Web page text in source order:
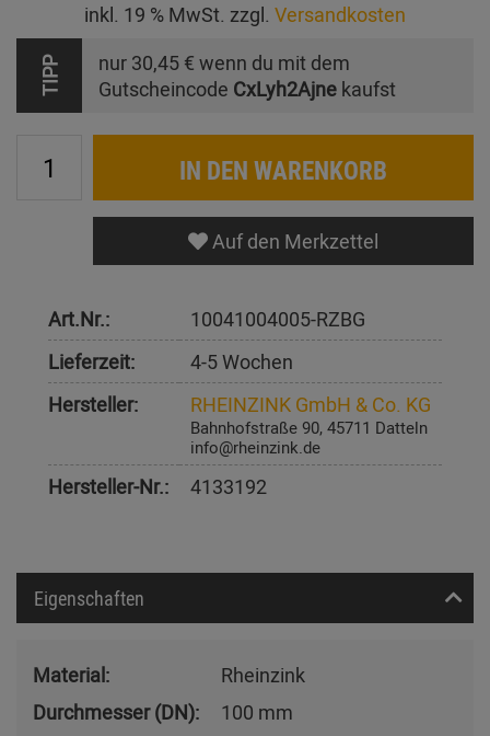
inkl. 19 % MwSt. zzgl. Versandkosten
TIPP nur 30,45 € wenn du mit dem
Gutscheincode CxLyh2Ajne kaufst
IN DEN WARENKORB
Auf den Merkzettel
Art.Nr.:
10041004005-RZBG
Lieferzeit:
4-5 Wochen
Hersteller:
RHEINZINK GmbH & Co. KG
Bahnhofstraße 90, 45711 Datteln
info@rheinzink.de
Hersteller-Nr.: 4133192
Eigenschaften
Material:
Rheinzink
Durchmesser (DN):
100 mm